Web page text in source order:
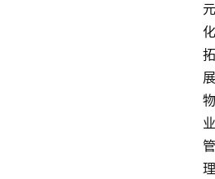
元
化
拓
展
物
业
管
理